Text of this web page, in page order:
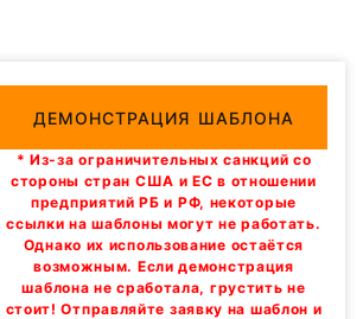
ДЕМОНСТРАЦИЯ ШАБЛОНА
* Из-за ограничительных санкций со
стороны стран США и ЕС в отношении
предприятий РБ и РФ, некоторые
ссылки на шаблоны могут не работать.
Однако их использование остаётся
возможным. Если демонстрация
шаблона не сработала, грустить не
стоит! Отправляйте заявку на шаблон и